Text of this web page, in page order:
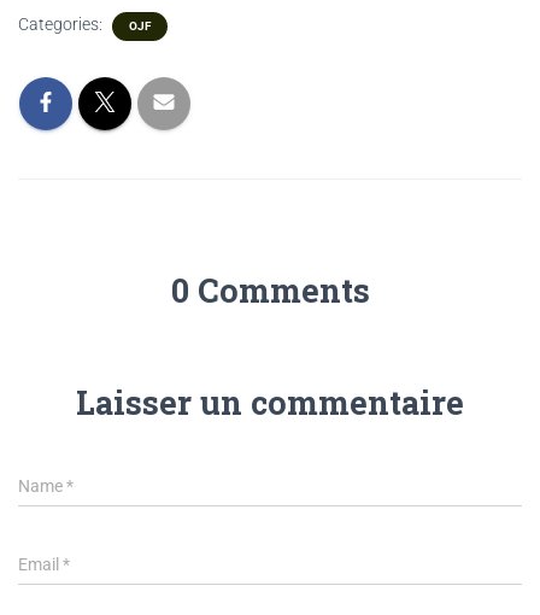
Categories: OJF
0 Comments
Laisser un commentaire
Name*
Email *